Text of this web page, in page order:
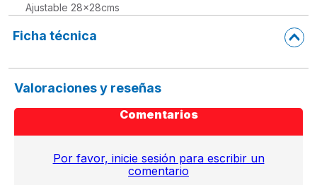
Ajustable 28x28cms
Ficha técnica
Valoraciones y reseñas
Comentarios
Por favor, inicie sesión para escribir un
comentario